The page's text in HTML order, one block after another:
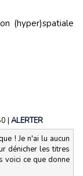
(hyper)spatiale
| ALERTER
! Je n'ai lu aucun
dénicher les titres
voici ce que donne